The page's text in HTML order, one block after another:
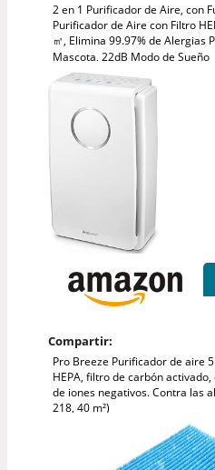
2 en 1 Purificador de Aire, con
Purificador de Aire con Filtro
㎡, Elimina 99.97% de Alergias
Mascota, 22dB Modo de Sueño
Compartir:
Pro Breeze Purificador de aire
HEPA, filtro de carbón
de iones negativos. Contra las
218, 40 m²)